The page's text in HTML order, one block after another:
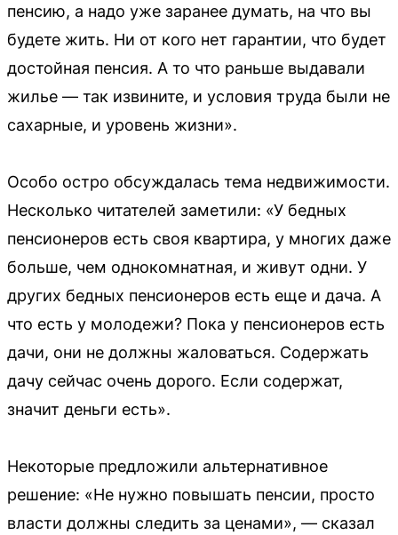
пенсию, а надо уже заранее думать, на что вы
будете жить. Ни от кого нет гарантии, что будет
достойная пенсия. А то что раньше выдавали
жилье — так извините, и условия труда были не
сахарные, и уровень жизни».
Особо остро обсуждалась тема недвижимости.
Несколько читателей заметили: «У бедных
пенсионеров есть своя квартира, у многих даже
больше, чем однокомнатная, и живут одни. У
других бедных пенсионеров есть еще и дача. А
что есть у молодежи? Пока у пенсионеров есть
дачи, они не должны жаловаться. Содержать
дачу сейчас очень дорого. Если содержат,
значит деньги есть».
Некоторые предложили альтернативное
решение: «Не нужно повышать пенсии, просто
власти должны следить за ценами», — сказал